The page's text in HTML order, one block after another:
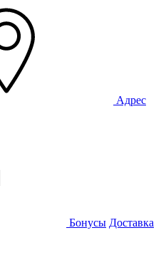
Адрес
Бонусы Доставка